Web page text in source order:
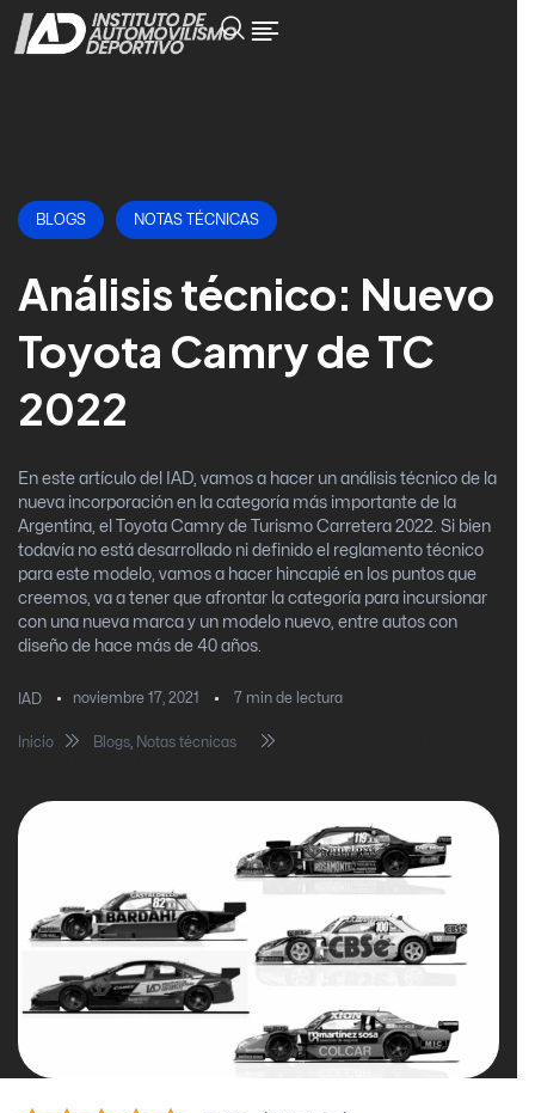
BLOGS NOTAS TÉCNICAS
Análisis técnico: Nuevo
Toyota Camry de TC
2022
En este artículo del IAD, vamos a hacer un análisis técnico de la
nueva incorporación en la categoría más importante de la
Argentina, el Toyota Camry de Turismo Carretera 2022. Si bien
todavía no está desarrollado ni definido el reglamento técnico
para este modelo, vamos a hacer hincapié en los puntos que
creemos, va a tener que afrontar la categoría para incursionar
con una nueva marca y un modelo nuevo, entre autos con
diseño de hace más de 40 años.
IAD noviembre 17, 2021 7 min de lectura
Inicio Blogs, Notas técnicas